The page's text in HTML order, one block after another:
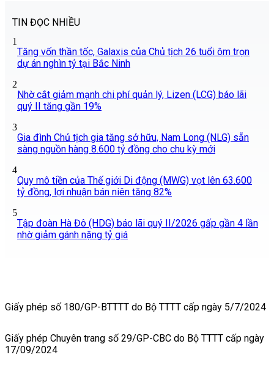
TIN ĐỌC NHIỀU
1
Tăng vốn thần tốc, Galaxis của Chủ tịch 26 tuổi ôm trọn
dự án nghìn tỷ tại Bắc Ninh
2
Nhờ cắt giảm mạnh chi phí quản lý, Lizen (LCG) báo lãi
quý II tăng gần 19%
3
Gia đình Chủ tịch gia tăng sở hữu, Nam Long (NLG) sẵn
sàng nguồn hàng 8.600 tỷ đồng cho chu kỳ mới
4
Quy mô tiền của Thế giới Di động (MWG) vọt lên 63.600
tỷ đồng, lợi nhuận bán niên tăng 82%
5
Tập đoàn Hà Đô (HDG) báo lãi quý II/2026 gấp gần 4 lần
nhờ giảm gánh nặng tỷ giá
Giấy phép số 180/GP-BTTTT do Bộ TTTT cấp ngày 5/7/2024
Giấy phép Chuyên trang số 29/GP-CBC do Bộ TTTT cấp ngày
17/09/2024